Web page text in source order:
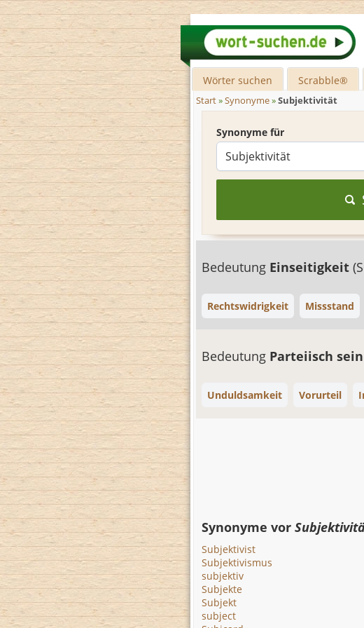
Wörter suchen Scrabble®
Start»Synonyme»Subjektivität
Synonyme für
Bedeutung Einseitigkeit
Rechtswidrigkeit Missstand
Bedeutung Parteiisch sein
Unduldsamkeit Vorurteil
Synonyme vor
Subjektivist
Subjektivismus
subjektiv
Subjekte
Subjekt
subject